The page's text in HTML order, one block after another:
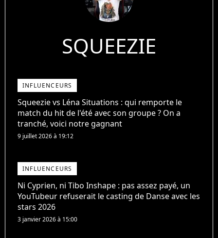
SQUEEZIE
INFLUENCEURS
Squeezie vs Léna Situations : qui remporte le
match du hit de l'été avec son groupe ? On a
tranché, voici notre gagnant
9 juillet 2026 à 19:12
INFLUENCEURS
Ni Cyprien, ni Tibo Inshape : pas assez payé, un
YouTubeur refuserait le casting de Danse avec les
stars 2026
3 janvier 2026 à 15:00